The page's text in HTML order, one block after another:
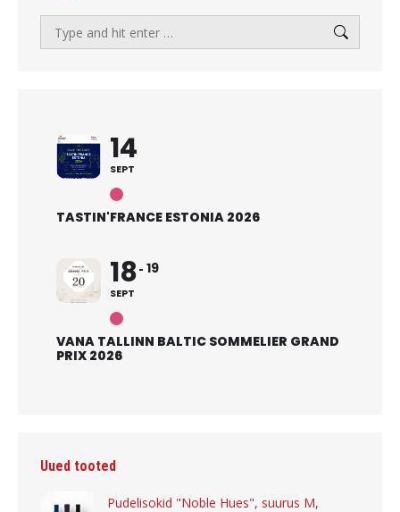
Search:
14
SEPT
TASTIN'FRANCE ESTONIA 2026
18
SEPT
19
VANA TALLINN BALTIC SOMMELIER GRAND
PRIX 2026
Uued tooted
Pudelisokid "Noble Hues", suurus M,